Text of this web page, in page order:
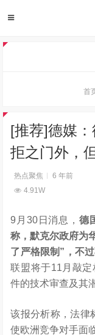
首
[推荐]德媒
拒之门外，
热点聚焦
6 年前
4.91W
9月30日消息， 德
称，默克尔政府为
了严格限制”，不
联盟将于11月敲
件的技术审查及其
该报分析称，法律
使欧洲竞争对手面